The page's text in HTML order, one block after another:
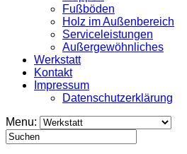
Fußböden
Holz im Außenbereich
Serviceleistungen
Außergewöhnliches
Werkstatt
Kontakt
Impressum
Datenschutzerklärung
Menu: